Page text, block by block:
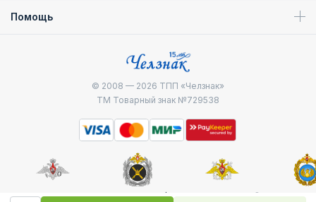
Помощь
© 2008 — 2026 ТПП «Челзнак»
ТМ Товарный знак №729538
Министерство Генштаб ВС РФ Военно-морской